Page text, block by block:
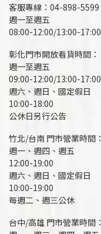
客服專線：04-898-5599
週一至週五
08:00-12:00/13:00-17:00
彰化門市開放看貨時間：
週一至週五
09:00-12:00/13:00-17:00
週六、週日、國定假日
10:00-18:00
公休日另行公告
竹北/台南 門市營業時間：
週一、週四、週五
12:00-19:00
週六、週日、國定假日
10:00-19:00
每週二、週三公休
台中/高雄 門市營業時間：